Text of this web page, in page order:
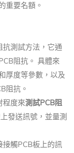
重要名額。
測試方法，它通
阻抗。 具體來
厚度等參數，以及
阻抗。
程度來測試PCB阻
發送訊號，並量測
觸PCB板上的訊